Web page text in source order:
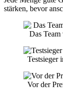
stärken, bevor
Das
Testsieger
Vor der